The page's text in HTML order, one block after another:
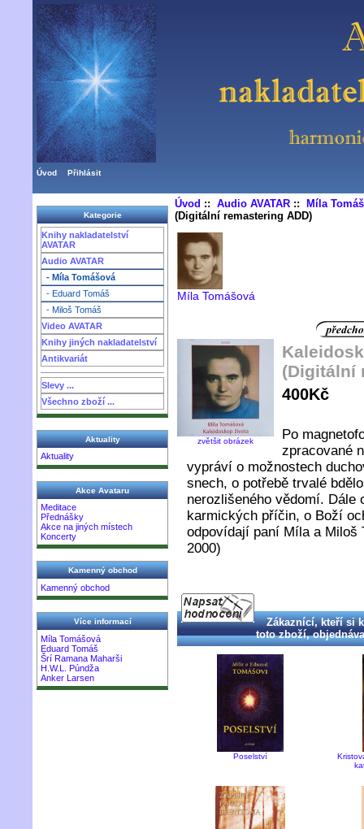
Úvod Přihlásit
Kategorie
Knihy nakladatelství
AVATAR
Audio AVATAR
- Míla Tomášová
- Eduard Tomáš
- Miloš Tomáš
Video AVATAR
Knihy jiných nakladatelství
Antikvariát
Slevy ...
Všechno zboží ...
Aktuality
Aktuality
Akce Avataru
Meditace
Přednášky
Akce na jiných místech
Koncerty
Kamenný obchod
Kamenný obchod
Více informací
Míla Tomášová
Eduard Tomáš
Šrí Ramana Maharši
H.W.L. Púndža
Anker Larsen
Úvod :: Audio AVATAR::
Míla
(Digitální remastering ADD)
Míla Tomášová
zvětšit obrázek
(Digitální
400Kč
Po
zpracované
vypráví o možnostech
snech, o potřebě trvalé
nerozlišeného vědomí.
karmických příčin, o Boží
odpovídají paní Míla a Miloš
2000)
Zákaznící, kteří si
toto zboží,
Poselství